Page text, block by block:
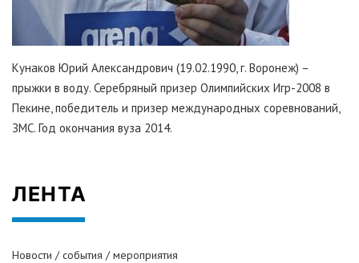
Кунаков Юрий Александрович (19.02.1990, г. Воронеж) –
прыжки в воду. Серебряный призер Олимпийских Игр-2008 в
Пекине, победитель и призер международных соревнований,
ЗМС. Год окончания вуза 2014.
ЛЕНТА
Новости / события / мероприятия